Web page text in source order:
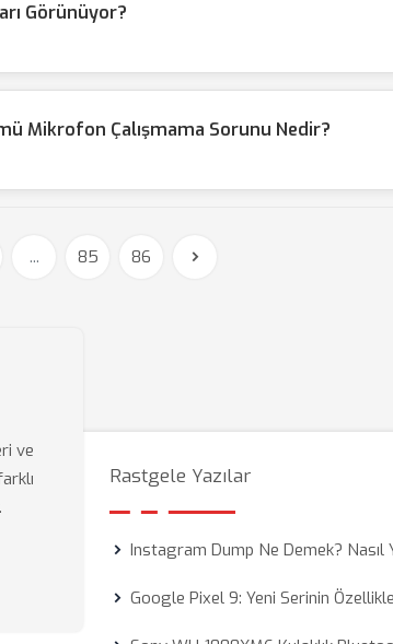
Görünüyor?
Mikrofon Çalışmama Sorunu Nedir?
... 85 86
ve
Rastgele Yazılar
Instagram Dump Ne Demek? Nasıl
Google Pixel 9: Yeni Serinin